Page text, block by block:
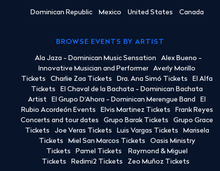
Dominican Republic Mexico United States Canada
BROWSE EVENTS BY ARTIST
Ala Jaza - Dominican Music Sensation
Alex Bueno -
Innovative Musician and Performer
Averly Morillo
Tickets
Charlie Zaa Tickets Dra. Ana Simó Tickets
El Alfa
Tickets
El Chaval de la Bachata - Dominican Bachata
Artist
El Grupo D'Ahora - Dominican Merengue Band
El
Rubio Acordeón Events
Elvis Martinez Tickets
Frank Reyes
Concerts and tour dates
Grupo Barak Tickets
Grupo Grace
Tickets
Joe Veras Tickets Luis Vargas Tickets
Marisela
Tickets
Miel San Marcos Tickets
Oasis Ministry
Tickets
Pamel Tickets
Raymond & Miguel
Tickets
Redimi2 Tickets Zeo Muñoz Tickets